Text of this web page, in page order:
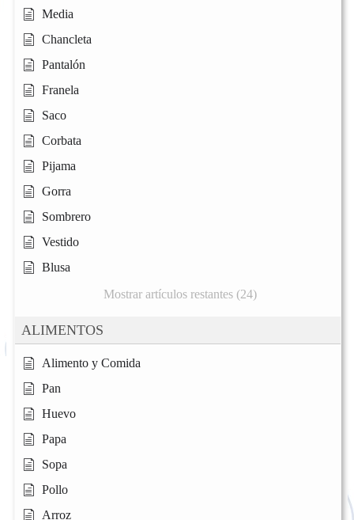
Media
Chancleta
Pantalón
Franela
Saco
Corbata
Pijama
Gorra
Sombrero
Vestido
Blusa
Mostrar artículos restantes (24)
ALIMENTOS
Alimento y Comida
Pan
Huevo
Papa
Sopa
Pollo
Arroz